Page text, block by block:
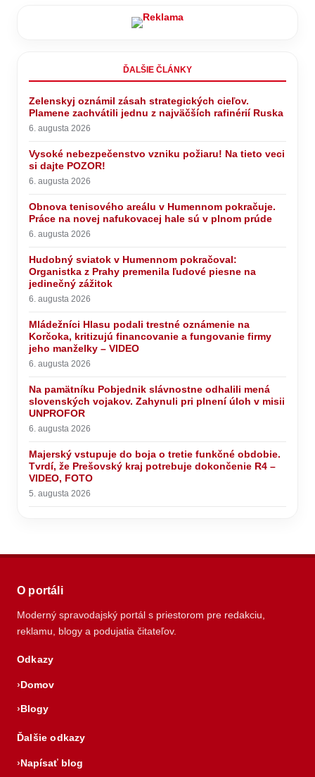
ĎALŠIE ČLÁNKY
Zelenskyj oznámil zásah strategických cieľov.
Plamene zachvátili jednu z najväčších rafinérií Ruska
6. augusta 2026
Vysoké nebezpečenstvo vzniku požiaru! Na tieto veci
si dajte POZOR!
6. augusta 2026
Obnova tenisového areálu v Humennom pokračuje.
Práce na novej nafukovacej hale sú v plnom prúde
6. augusta 2026
Hudobný sviatok v Humennom pokračoval:
Organistka z Prahy premenila ľudové piesne na
jedinečný zážitok
6. augusta 2026
Mládežníci Hlasu podali trestné oznámenie na
Korčoka, kritizujú financovanie a fungovanie firmy
jeho manželky – VIDEO
6. augusta 2026
Na pamätníku Pobjednik slávnostne odhalili mená
slovenských vojakov. Zahynuli pri plnení úloh v misii
UNPROFOR
6. augusta 2026
Majerský vstupuje do boja o tretie funkčné obdobie.
Tvrdí, že Prešovský kraj potrebuje dokončenie R4 –
VIDEO, FOTO
5. augusta 2026
O portáli
Moderný spravodajský portál s priestorom pre redakciu,
reklamu, blogy a podujatia čitateľov.
Odkazy
Domov
Blogy
Ďalšie odkazy
Napísať blog